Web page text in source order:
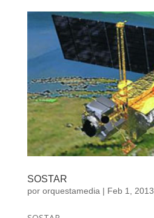
SOSTAR
por orquestamedia| Feb 1, 2013